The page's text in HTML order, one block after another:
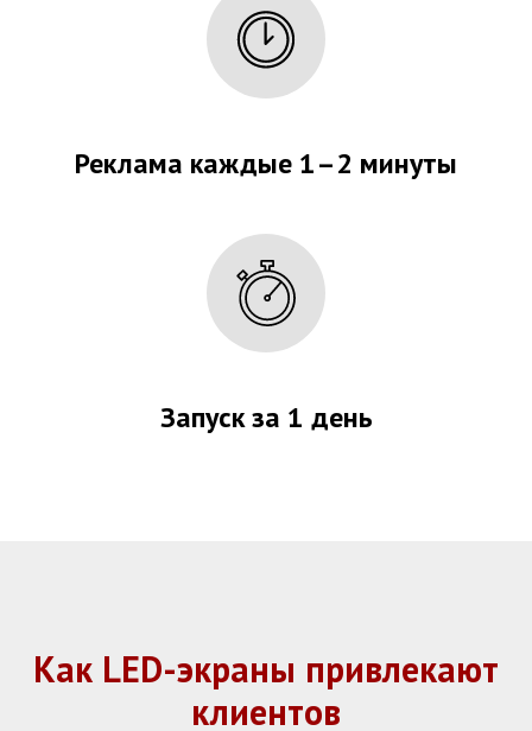
Реклама каждые 1–2 минуты
Запуск за 1 день
Как LED-экраны привлекают
клиентов